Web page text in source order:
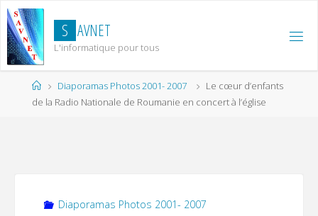
Skip
to
content
S AVNET
L'informatique pour tous
HomeDiaporamas Photos 2001- 2007
Le cœur d’enfants
de la Radio Nationale de Roumanie en concert à l’église
Diaporamas Photos 2001- 2007